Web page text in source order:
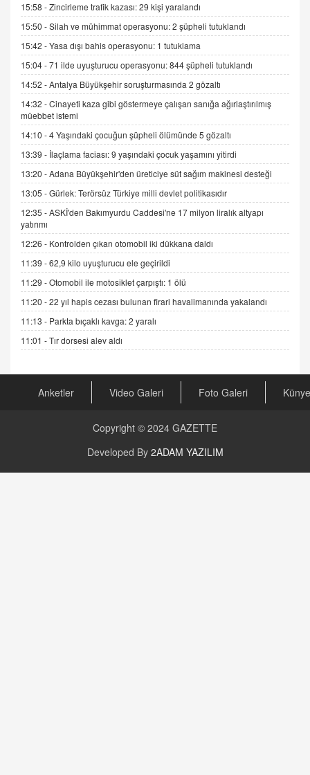
9.12.2025 10:11
İNCİ GÜL AKÖL
Trump Keşke Adana'yı da Ziyaret Etse...
06.07.2026 13:00
ADEM AKÖL
Esed Destekçilerinin Yüzüne Vurulan Şamar:
Sednaya
11.12.2024 12:30
DR. EKREM ASLAN
Gerçek Ne, Algı Ne? "Beraber Yürüyoruz"
Cümlesinin Peşinden
GÖNÜL MENEKŞE
Şifacının Yolu
04.11.2025 12:56
AV. RÜMEYSA ÖZKALE
Kira Uyuşmazlıklarında Dava Açmadan Önce
Arabulucuya Başvuru Şartı
CAN UĞURATEŞ
Değişen yapısıyla Suriye
GÜNLÜK BURÇ YORUMU
Günlük Burç Yorumu | 22 Kasım 2024: Koç,
15:58 -Zincirleme trafik kazası: 29 kişi yaralandı
15:50 -Silah ve mühimmat operasyonu: 2 şüpheli tutuklandı
15:42 -Yasa dışı bahis operasyonu: 1 tutuklama
15:04 -71 ilde uyuşturucu operasyonu: 844 şüpheli tutuklandı
14:52 -Antalya Büyükşehir soruşturmasında 2 gözaltı
14:32 -Cinayeti kaza gibi göstermeye çalışan sanığa ağırlaştırılmış
müebbet istemi
14:10 -4 Yaşındaki çocuğun şüpheli ölümünde 5 gözaltı
13:39 - İlaçlama faciası: 9 yaşındaki çocuk yaşamını yitirdi
13:20 -Adana Büyükşehir'den üreticiye süt sağım makinesi desteği
13:05 -Gürlek: Terörsüz Türkiye milli devlet politikasıdır
12:35 -ASKİ'den Bakımyurdu Caddesi'ne 17 milyon liralık altyapı
yatırımı
12:26 - Kontrolden çıkan otomobil iki dükkana daldı
11:39 -62,9 kilo uyuşturucu ele geçirildi
11:29 -Otomobil ile motosiklet çarpıştı: 1 ölü
11:20 -22 yıl hapis cezası bulunan firari havalimanında yakalandı
11:13 - Parkta bıçaklı kavga: 2 yaralı
11:01 -Tır dorsesi alev aldı
Anketler Video Galeri Foto Galeri Künye
Copyright © 2024 GAZETTE
Developed By 2ADAM YAZILIM